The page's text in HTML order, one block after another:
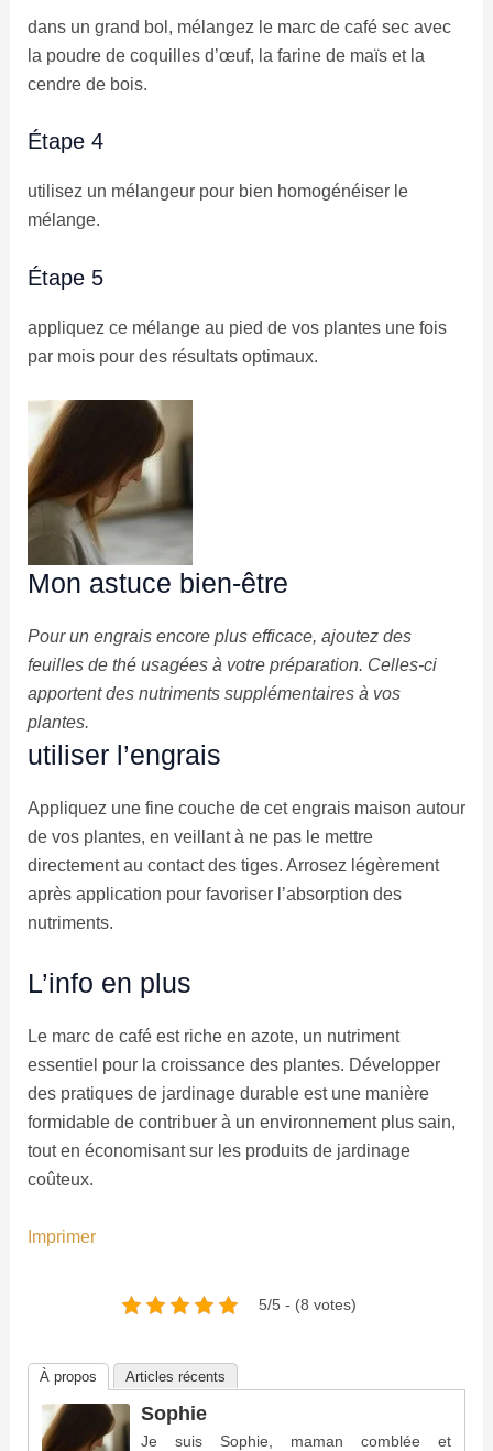
dans un grand bol, mélangez le marc de café sec avec
la poudre de coquilles d’œuf, la farine de maïs et la
cendre de bois.
Étape 4
utilisez un mélangeur pour bien homogénéiser le
mélange.
Étape 5
appliquez ce mélange au pied de vos plantes une fois
par mois pour des résultats optimaux.
Mon astuce bien-être
Pour un engrais encore plus efficace, ajoutez des
feuilles de thé usagées à votre préparation. Celles-ci
apportent des nutriments supplémentaires à vos
plantes.
utiliser l’engrais
Appliquez une fine couche de cet engrais maison autour
de vos plantes, en veillant à ne pas le mettre
directement au contact des tiges. Arrosez légèrement
après application pour favoriser l’absorption des
nutriments.
L’info en plus
Le marc de café est riche en azote, un nutriment
essentiel pour la croissance des plantes. Développer
des pratiques de jardinage durable est une manière
formidable de contribuer à un environnement plus sain,
tout en économisant sur les produits de jardinage
coûteux.
Imprimer
5/5 - (8 votes)
À propos Articles récents
Sophie
Je suis Sophie, maman comblée et